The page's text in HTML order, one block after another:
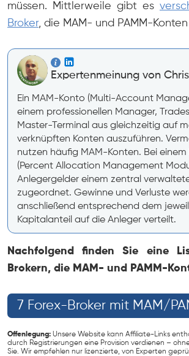
müssen. Mittlerweile gibt es
Broker, die MAM- und PAMM-
Expertenmeinung von
Ein MAM-Konto (Multi-Account
einem professionellen Manager,
Master-Terminal aus gleichzeitig auf
verknüpften Konten auszuführen.
nutzen häufig MAM-Konten. Bei einem
(Percent Allocation Management
Anlegergelder einem zentral
zugeordnet. Gewinne und Verluste
anschließend entsprechend dem
Kapitalanteil auf die Anleger verteilt.
Nachfolgend finden Sie eine
Brokern, die MAM- und PAMM-
7 Forex-Broker mit MAM/
Offenlegung: Unsere Website kann Affiliate-Links
durch Registrierungen eine Provision verdienen –
Sie. Wir empfehlen nur lizenzierte, von Experten